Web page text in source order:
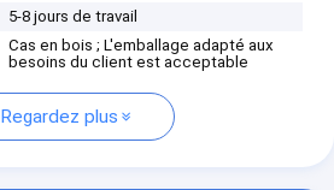
5-8 jours de travail
Cas en bois ; L'emballage adapté aux
besoins du client est acceptable
Regardez plus